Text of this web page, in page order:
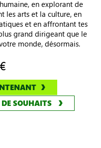
en explorant de
les arts et la culture, en
et en affrontant tes
grand dirigeant que le
monde, désormais.